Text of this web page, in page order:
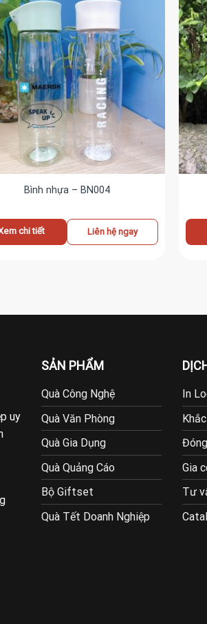
Bình nhựa – BN004
chi tiết Liên hệ ngay
uy
SẢN PHẨM
Quà Công Nghệ
Quà Văn Phòng
Quà Gia Dụng
Quà Quảng Cáo
Bộ Giftset
Quà Tết Doanh Nghiệp
In
Gia
Tư